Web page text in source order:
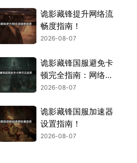
诡影藏锋提升网络流
畅度指南！
2026-08-07
诡影藏锋国服避免卡
顿完全指南：网络优
化与解决技巧！
2026-08-07
诡影藏锋国服加速器
设置指南！
2026-08-07